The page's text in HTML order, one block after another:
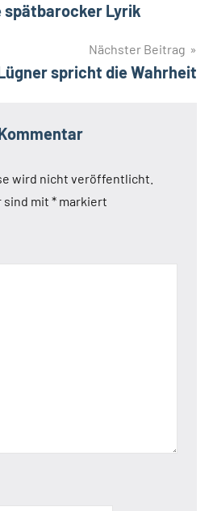
spätbarocker Lyrik
Nächster Beitrag
spricht die Wahrheit
wird nicht veröffentlicht.
sind mit * markiert